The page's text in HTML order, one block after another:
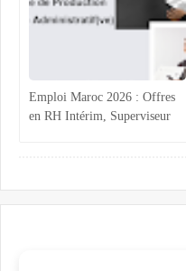
Emploi Maroc 2026 : Offres
en RH Intérim, Superviseur